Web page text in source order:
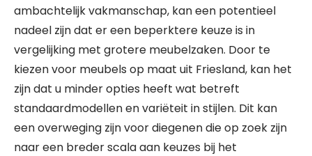
ambachtelijk vakmanschap, kan een potentieel
nadeel zijn dat er een beperktere keuze is in
vergelijking met grotere meubelzaken. Door te
kiezen voor meubels op maat uit Friesland, kan het
zijn dat u minder opties heeft wat betreft
standaardmodellen en variëteit in stijlen. Dit kan
een overweging zijn voor diegenen die op zoek zijn
naar een breder scala aan keuzes bij het